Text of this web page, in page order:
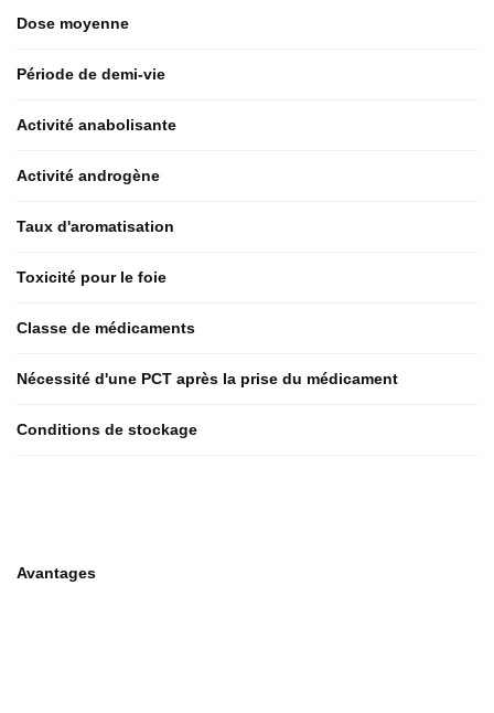
Dose moyenne
Période de demi-vie
Activité anabolisante
Activité androgène
Taux d'aromatisation
Toxicité pour le foie
Classe de médicaments
Nécessité d'une PCT après la prise du médicament
Conditions de stockage
Avantages